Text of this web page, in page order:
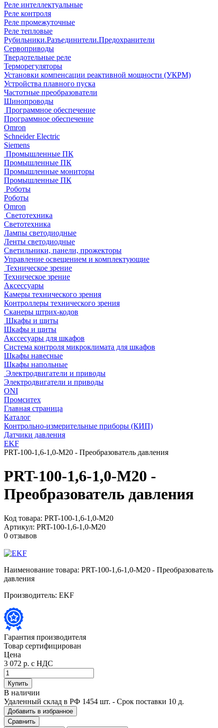
Реле интеллектуальные
Реле контроля
Реле промежуточные
Реле тепловые
Рубильники.Разъединители.Предохранители
Сервоприводы
Твердотельные реле
Терморегуляторы
Установки компенсации реактивной мощности (УКРМ)
Устройства плавного пуска
Частотные преобразователи
Шинопроводы
Программное обеспечение
Программное обеспечение
Omron
Schneider Electric
Siemens
Промышленные ПК
Промышленные ПК
Промышленные мониторы
Промышленные ПК
Роботы
Роботы
Omron
Светотехника
Светотехника
Лампы светодиодные
Ленты светодиодные
Светильники, панели, прожекторы
Управление освещением и комплектующие
Техническое зрение
Техническое зрение
Аксессуары
Камеры технического зрения
Контроллеры технического зрения
Сканеры штрих-кодов
Шкафы и щиты
Шкафы и щиты
Акссесуары для шкафов
Система контроля микроклимата для шкафов
Шкафы навесные
Шкафы напольные
Электродвигатели и приводы
Электродвигатели и приводы
ONI
Промситех
Главная страница
Каталог
Контрольно-измерительные приборы (КИП)
Датчики давления
EKF
PRT-100-1,6-1,0-M20 - Преобразователь давления
PRT-100-1,6-1,0-M20 -
Преобразователь давления
Код товара: PRT-100-1,6-1,0-M20
Артикул: PRT-100-1,6-1,0-M20
0 отзывов
Наименование товара: PRT-100-1,6-1,0-M20 - Преобразователь
давления
Производитель: EKF
Гарантия производителя
Товар сертифицирован
Цена
3 072 р. с НДС
Купить
В наличии
Удаленный склад в РФ 1454 шт. - Срок поставки 10 д.
Добавить в избранное
Сравнить